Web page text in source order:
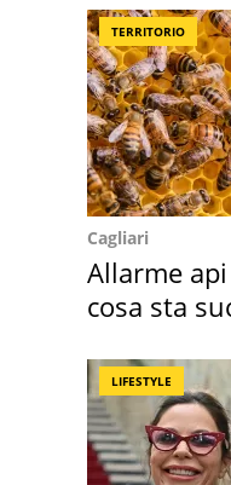
TERRITORIO
Cagliari
Allarme
cosa sta
LIFESTYLE